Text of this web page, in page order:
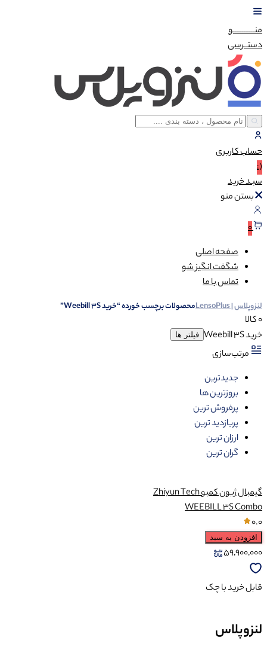
منــــــــــــو
دستــرسی
حسابکاربری
(:
سبـدخرید
بستن منو
0
صفحه اصلی
شگفت انگیز شو
تماس با ما
لنزوپلاس | LensoPlus محصولات برچسب خورده “خرید Weebill 3S”
0 کالا
خرید Weebill 3S
فیلتر ها
مرتب‌سازی
جدیدترین
بروزترین ها
پرفروش ترین
پربازدید ترین
ارزان ترین
گران ترین
گیمبال ژیون کمبو Zhiyun Tech
WEEBILL 3S Combo
0.0
افزودن به سبد
59,900,000
قابل خرید با چک
لنزوپلاس